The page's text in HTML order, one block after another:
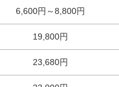
6,600円～8,800円
19,800円
23,680円